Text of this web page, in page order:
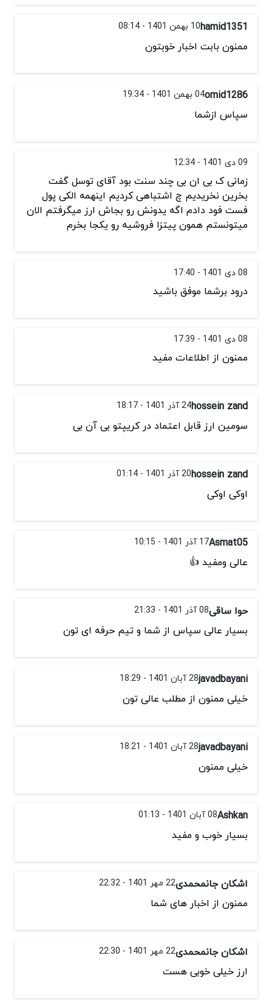
hamid135110 بهمن 1401 - 08:14
ممنون بابت اخبار خوبتون
omid128604 بهمن 1401 - 19:34
سپاس ازشما
09 دی 1401 - 12:34
زمانی ک بی ان بی چند سنت بود آقای توسل گفت
بخرین نخریدیم چ اشتباهی کردیم اینهمه الکی پول
فست فود دادم اگه یدونش رو بجاش ارز میگرفتم الان
میتونستم همون پیتزا فروشیه رو یکجا بخرم
08 دی 1401 - 17:40
درود برشما موفق باشید
08 دی 1401 - 17:39
ممنون از اطلاعات مفید
hossein zand24 آذر 1401 - 18:17
سومین ارز قابل اعتماد در کریپتو بی آن بی
hossein zand20 آذر 1401 - 01:14
اوکی اوکی
Asmat0517 آذر 1401 - 10:15
عالی ومفید 👍
حوا ساقی08 آذر 1401 - 21:33
بسیار عالی سپاس از شما و تیم حرفه ای تون
javadbayani28 آبان 1401 - 18:29
خیلی ممنون از مطلب عالی تون
javadbayani28 آبان 1401 - 18:21
خیلی ممنون
Ashkan08 آبان 1401 - 01:13
بسیار خوب و مفید
اشکان جانمحمدی22 مهر 1401 - 22:32
ممنون از اخبار های شما
اشکان جانمحمدی22 مهر 1401 - 22:30
ارز خیلی خوبی هست